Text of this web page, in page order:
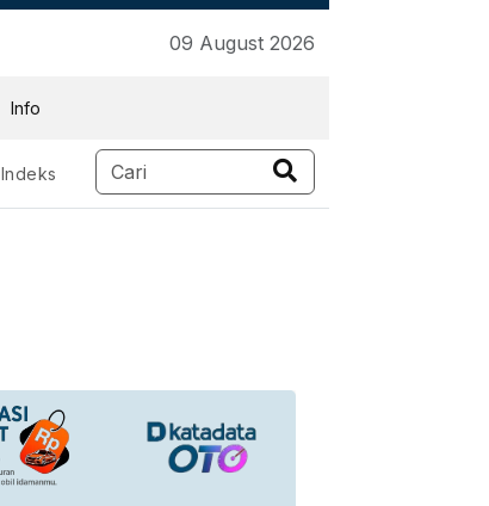
09 August 2026
Info
Indeks